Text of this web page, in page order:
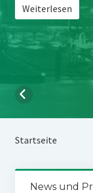
Weiterlesen
Startseite
News und